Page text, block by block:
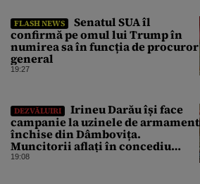
FLASH NEWS
Senatul SUA îl
confirmă pe omul lui Trump în
numirea sa în funcția de procuror
general
19:27
DEZVĂLUIRI
Irineu Darău își face
campanie la uzinele de armament
închise din Dâmbovița.
Muncitorii aflați în concediu
forțat din cauza lipsei comenzilor
19:08